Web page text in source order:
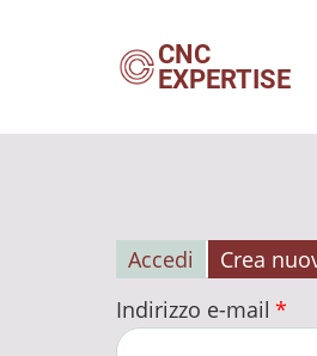
CNC
EXPERTISE
Schede
primarie
Accedi Crea
Indirizzo e-mail